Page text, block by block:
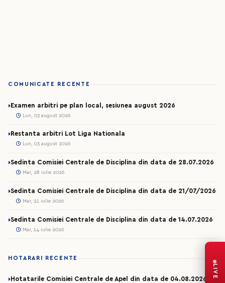
COMUNICATE RECENTE
Examen arbitri pe plan local, sesiunea august 2026
Lun, 03 august 2026
Restanta arbitri Lot Liga Nationala
Lun, 03 august 2026
Sedinta Comisiei Centrale de Disciplina din data de 28.07.2026
Mar, 28 iulie 2026
Sedinta Comisiei Centrale de Disciplina din data de 21/07/2026
Mar, 21 iulie 2026
Sedinta Comisiei Centrale de Disciplina din data de 14.07.2026
Mar, 14 iulie 2026
HOTARARI RECENTE
Hotatarile Comisiei Centrale de Apel din data de 04.08.2026 LIVE